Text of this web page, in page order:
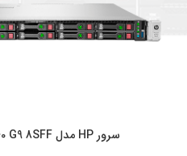
به سبد خریدسرور HP مدل DL360 G9 8SFF